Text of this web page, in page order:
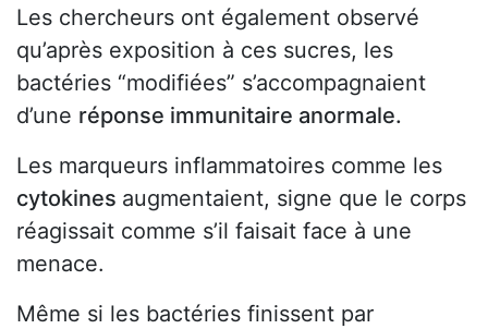
Les chercheurs ont également observé
qu’après exposition à ces sucres, les
bactéries “modifiées” s’accompagnaient
d’une réponse immunitaire anormale.
Les marqueurs inflammatoires comme les
cytokines augmentaient, signe que le corps
réagissait comme s’il faisait face à une
menace.
Même si les bactéries finissent par